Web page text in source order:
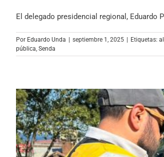
El delegado presidencial regional, Eduardo
Por Eduardo Unda septiembre 1, 2025 Etiquetas:
pública, Senda